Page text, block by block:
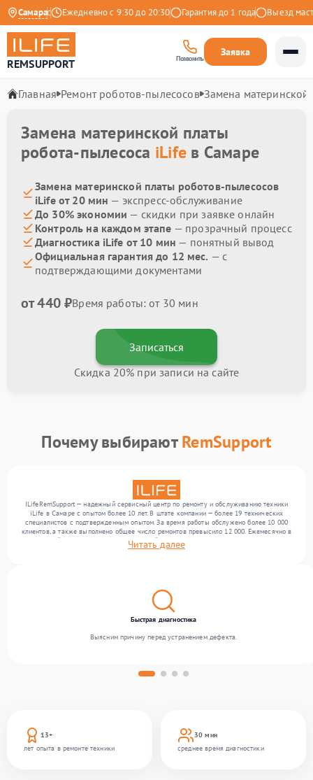
Самара
Яндекс Ежедневно с 9:30 до 20:30 Гарантия до 1 года Выезд
REMSUPPORT Позвонить
Заявка
Главная Ремонт роботов-пылесосов Замена материнской
Замена материнской платы
робота-пылесоса iLife в Самаре
Замена материнской платы роботов-пылесосов
iLife от 20 мин — экспресс-обслуживание
До 30% экономии — скидки при заявке онлайн
Контроль на каждом этапе — прозрачный процесс
Диагностика iLife от 10 мин — понятный вывод
Официальная гарантия до 12 мес. — с
подтверждающими документами
от 440 ₽Время работы: от 30 мин
Записаться
Скидка 20% при записи на сайте
Почему выбираютRemSupport
ILifeRemSupport — надежный сервисный центр по ремонту и обслуживанию техники
iLife в Самаре с опытом более 10 лет. В штате компании — более 19 технических
специалистов с подтвержденным опытом. За время работы обслужено более 10 000
клиентов, а также выполнено общее число ремонтов превысило 12 000. Ежемесячно в
сервисный центр поступает от 300 устройств, включая , , . Мы работаем с широким
спектром неисправностей и поддерживаем высокий стандарт качества благодаря
Читать далее
13+
лет опыта в ремонте техники
30 мин
среднее время диагностики
Быстрая диагностика
Выясним причину перед устранением дефекта.